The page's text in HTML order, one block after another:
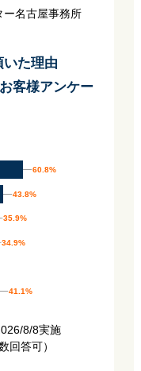
ー名古屋事務所
た理由
客様アンケー
60.8%
60.8%
43.8%
43.8%
35.9%
35.9%
34.9%
34.9%
41.1%
41.1%
8/8実施
回答可）